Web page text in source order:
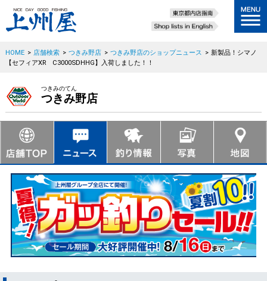
HOME > 店舗検索 > つきみ野店 > つきみ野店のショップニュース > 新製品！シマノ
【セフィアXR C3000SDHHG】入荷しました！！
つきみのてん
つきみ野店